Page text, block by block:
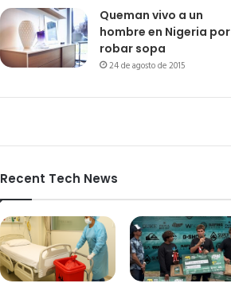
Queman vivo a un
hombre en Nigeria por
robar sopa
24 de agosto de 2015
Recent Tech News